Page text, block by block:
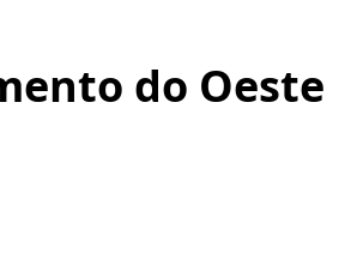
do Oeste